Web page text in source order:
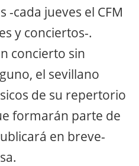
-cada jueves el CFM
y conciertos-.
concierto sin
el sevillano
de su repertorio
formarán parte de
en breve-